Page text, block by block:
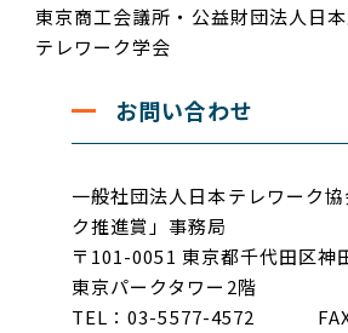
東京商工会議所・公益財団法人日
テレワーク学会
お問い合わせ
一般社団法人日本テレワーク
ク推進賞」事務局
〒101-0051 東京都千代田区神
東京パークタワー2階
TEL：03-5577-4572